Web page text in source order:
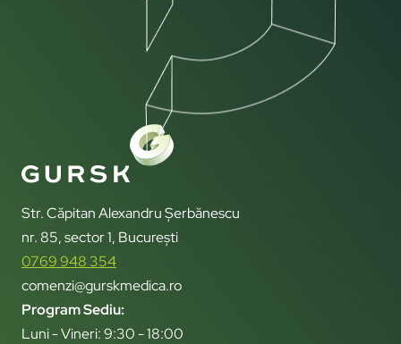
Str. Căpitan Alexandru Șerbănescu
nr. 85, sector 1, București
0769 948 354
comenzi@gurskmedica.ro
Program Sediu:
Luni - Vineri: 9:30 - 18:00